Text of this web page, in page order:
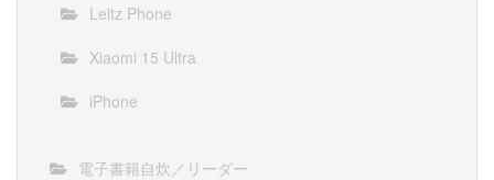
Leitz Phone
Xiaomi 15 Ultra
iPhone
電子書籍自炊／リーダー